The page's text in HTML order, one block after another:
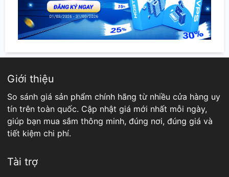
Giới thiệu
So sánh giá sản phẩm chính hãng từ nhiều cửa hàng uy
tín trên toàn quốc. Cập nhật giá mới nhất mỗi ngày,
giúp bạn mua sắm thông minh, đúng nơi, đúng giá và
tiết kiệm chi phí.
Tài trợ